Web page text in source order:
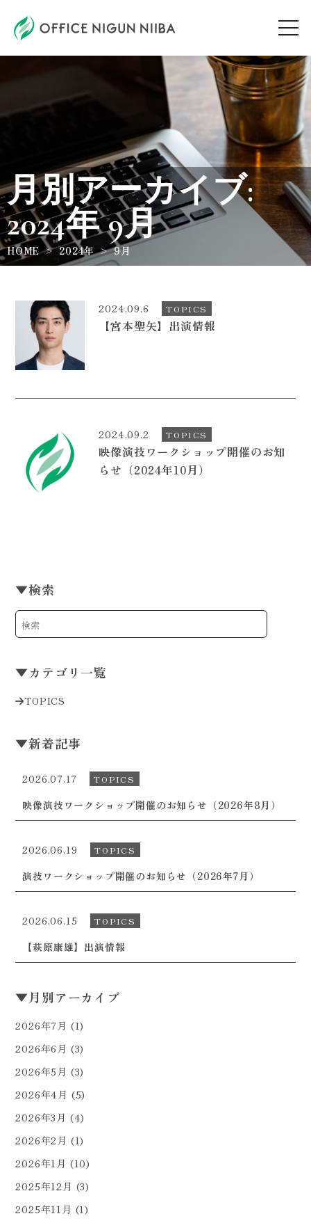
AUDITION
ARTIST
TOPICS
WORKSHOP
CONTACT
月別アーカイブ:
2024年 9月
HOME 2024年 9月
2024.09.6 TOPICS
【宮本聖矢】出演情報
2024.09.2 TOPICS
映像演技ワークショップ開催のお知
らせ（2024年10月）
▼検索
▼カテゴリ一覧
TOPICS
▼新着記事
2026.07.17 TOPICS
映像演技ワークショップ開催のお知らせ（2026年8月）
2026.06.19 TOPICS
演技ワークショップ開催のお知らせ（2026年7月）
2026.06.15 TOPICS
【萩原康雄】出演情報
▼月別アーカイブ
2026年7月 (1)
2026年6月 (3)
2026年5月 (3)
2026年4月 (5)
2026年3月 (4)
2026年2月 (1)
2026年1月 (10)
2025年12月 (3)
2025年11月 (1)